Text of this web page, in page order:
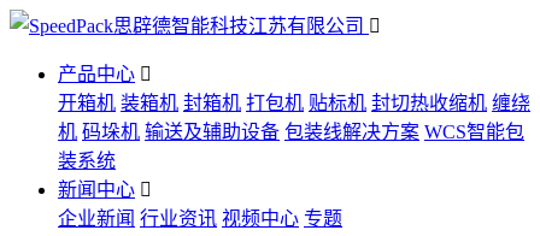

产品中心 
开箱机 装箱机 封箱机 打包机 贴标机 封切热收缩机 缠绕
机 码垛机 输送及辅助设备 包装线解决方案 WCS智能包
装系统
新闻中心 
企业新闻 行业资讯 视频中心 专题